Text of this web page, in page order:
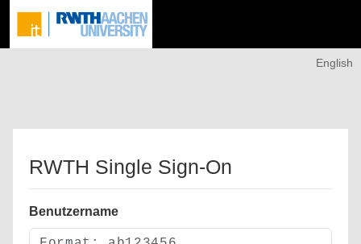
English
RWTH Single Sign-On
Benutzername